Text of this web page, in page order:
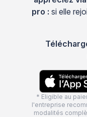
pro : si elle
* Eligible au
l'entreprise
modalités